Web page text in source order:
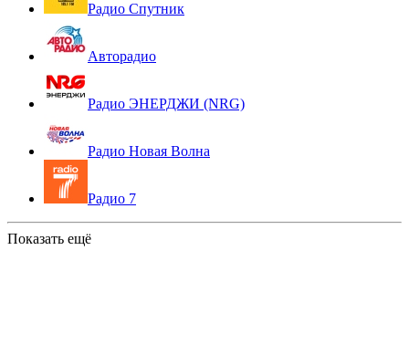
Радио Спутник
Авторадио
Радио ЭНЕРДЖИ (NRG)
Радио Новая Волна
Радио 7
Показать ещё